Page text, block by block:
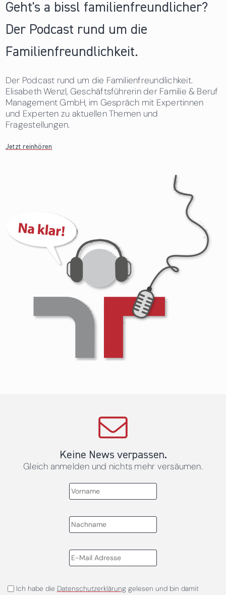
Geht's a bissl familienfreundlicher?
Der Podcast rund um die
Familienfreundlichkeit.
Der Podcast rund um die Familienfreundlichkeit.
Elisabeth Wenzl, Geschäftsführerin der Familie & Beruf
Management GmbH, im Gespräch mit Expertinnen
und Experten zu aktuellen Themen und
Fragestellungen.
Jetzt reinhören
Keine News verpassen.
Gleich anmelden und nichts mehr versäumen.
Ich habe die Datenschutzerklärunggelesen und bin damit